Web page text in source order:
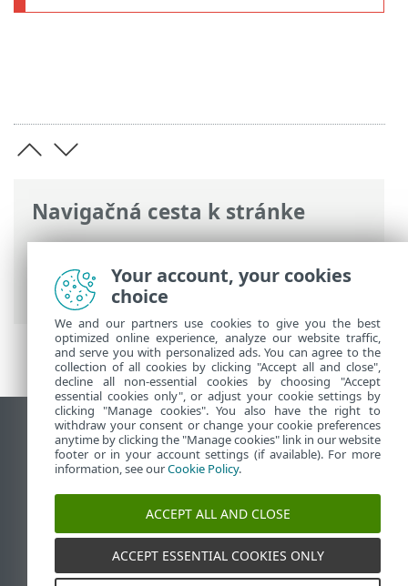
Navigačná cesta k stránke
ESET Online pomocník>ESET PROTECT
On-Prem
>Špecifikácie> Podporované
operačné systémy
> Linux
Zobraziť stránku ako na počítači
End of Life
Databáza znalostí ESET
ESET Fórum
ESET Status Portal
Technická podpora
Your account, your cookies
choice
We and our partners use cookies to give you the best
optimized online experience, analyze our website traffic,
and serve you with personalized ads. You can agree to the
collection of all cookies by clicking "Accept all and close",
decline all non-essential cookies by choosing "Accept
essential cookies only", or adjust your cookie settings by
clicking "Manage cookies". You also have the right to
withdraw your consent or change your cookie preferences
anytime by clicking the "Manage cookies" link in our website
footer or in your account settings (if available). For more
information, see ourCookie Policy.
ACCEPT ALL AND CLOSE
ACCEPT ESSENTIAL COOKIES ONLY